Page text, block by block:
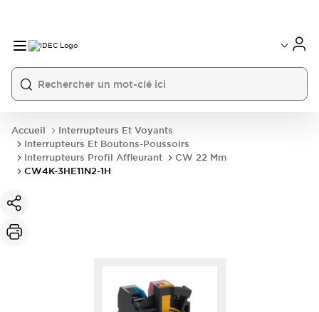
Accueil
Interrupteurs Et Voyants
Interrupteurs Et Boutons-Poussoirs
Interrupteurs Profil Affleurant
CW 22 Mm
CW4K-3HE11N2-1H